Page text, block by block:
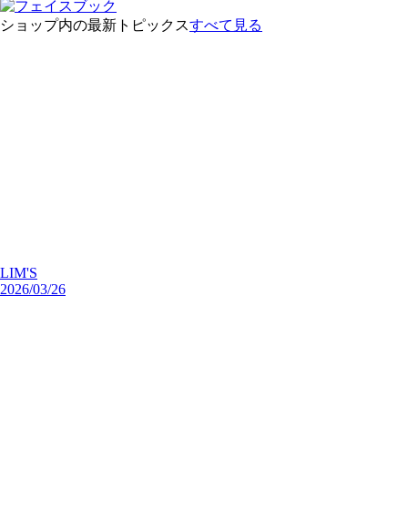
ショップ内の最新トピックスすべて見る
LIM'S
2026/03/26